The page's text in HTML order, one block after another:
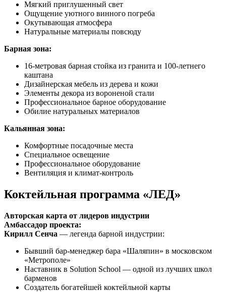
Мягкий приглушенный свет
Ощущение уютного винного погреба
Окутывающая атмосфера
Натуральные материалы повсюду
Барная зона:
16-метровая барная стойка из гранита и 100-летнего
каштана
Дизайнерская мебель из дерева и кожи
Элементы декора из вороненой стали
Профессиональное барное оборудование
Обилие натуральных материалов
Кальянная зона:
Комфортные посадочные места
Специальное освещение
Профессиональное оборудование
Вентиляция и климат-контроль
Коктейльная программа «ЛЕД»
Авторская карта от лидеров индустрии
Амбассадор проекта:
Кирилл Сенча — легенда барной индустрии:
Бывший бар-менеджер бара «Шаляпин» в московском
«Метрополе»
Наставник в Solution School — одной из лучших школ
барменов
Создатель богатейшей коктейльной карты